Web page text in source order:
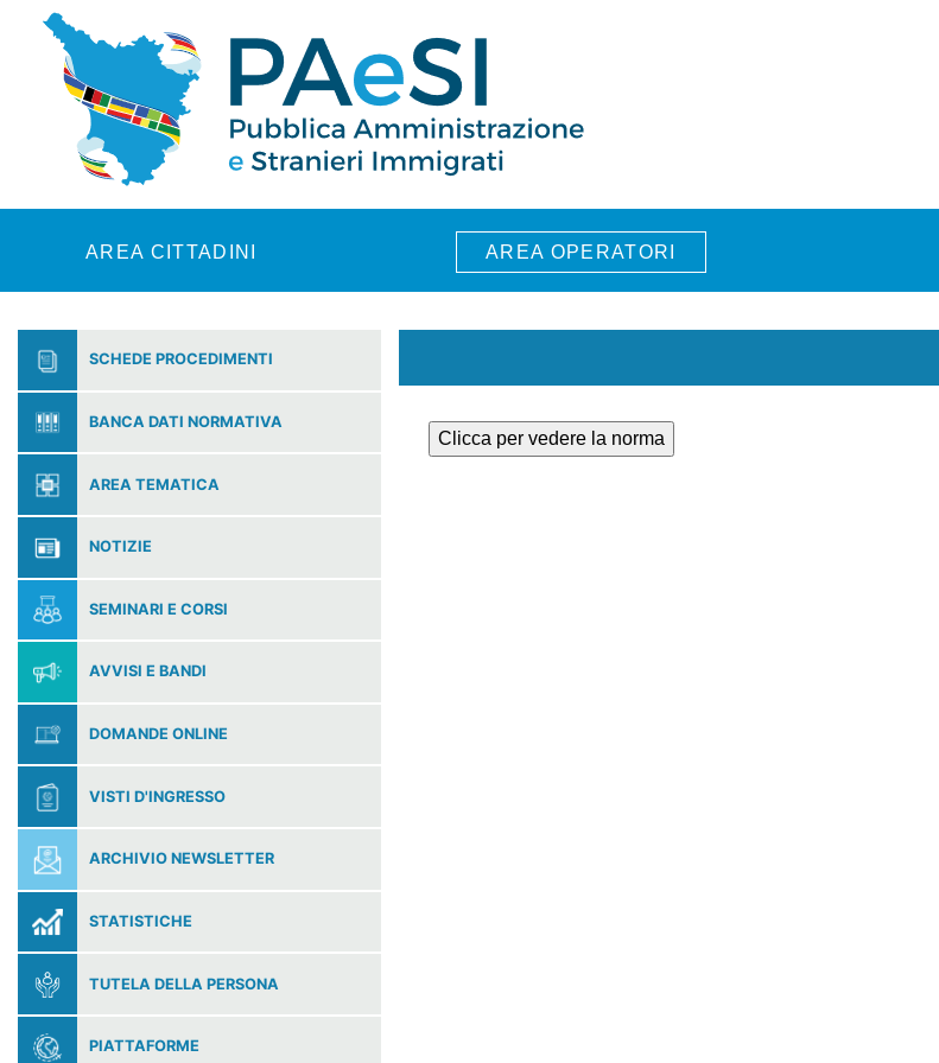
Skip to main content
AREA CITTADINI AREA OPERATORI
SCHEDE PROCEDIMENTI
BANCA DATI NORMATIVA
AREA TEMATICA
NOTIZIE
SEMINARI E CORSI
AVVISI E BANDI
DOMANDE ONLINE
VISTI D'INGRESSO
ARCHIVIO NEWSLETTER
STATISTICHE
TUTELA DELLA PERSONA
PIATTAFORME
Clicca per vedere la norma